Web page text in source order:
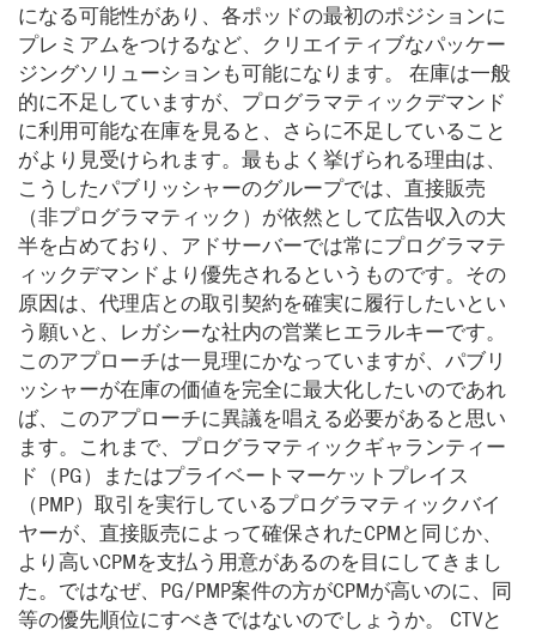
になる可能性があり、各ポッドの最初のポジションに
プレミアムをつけるなど、クリエイティブなパッケー
ジングソリューションも可能になります。 在庫は一般
的に不足していますが、プログラマティックデマンド
に利用可能な在庫を見ると、さらに不足していること
がより見受けられます。最もよく挙げられる理由は、
こうしたパブリッシャーのグループでは、直接販売
（非プログラマティック）が依然として広告収入の大
半を占めており、アドサーバーでは常にプログラマテ
ィックデマンドより優先されるというものです。その
原因は、代理店との取引契約を確実に履行したいとい
う願いと、レガシーな社内の営業ヒエラルキーです。
このアプローチは一見理にかなっていますが、パブリ
ッシャーが在庫の価値を完全に最大化したいのであれ
ば、このアプローチに異議を唱える必要があると思い
ます。これまで、プログラマティックギャランティー
ド（PG）またはプライベートマーケットプレイス
（PMP）取引を実行しているプログラマティックバイ
ヤーが、直接販売によって確保されたCPMと同じか、
より高いCPMを支払う用意があるのを目にしてきまし
た。ではなぜ、PG/PMP案件の方がCPMが高いのに、同
等の優先順位にすべきではないのでしょうか。 CTVと